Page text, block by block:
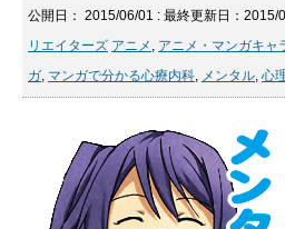
公開日： 2015/06/01 : 最終更新日：2015/
リエイターズ アニメ , アニメ・マンガキャ
ガ, マンガで分かる心療内科, メンタル, 心